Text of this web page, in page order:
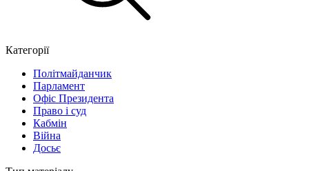
Категорії
Політмайданчик
Парламент
Офіс Президента
Право і суд
Кабмін
Війна
Досьє